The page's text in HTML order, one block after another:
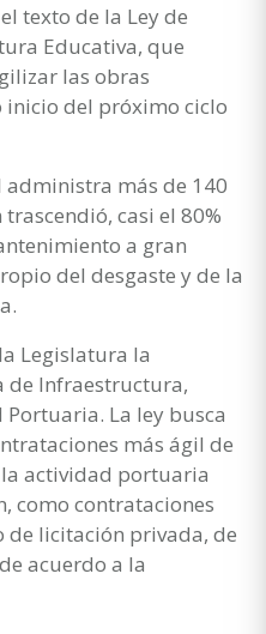
texto de la Ley de
Educativa, que
las obras
inicio del próximo ciclo
administra más de 140
casi el 80%
a gran
del desgaste y de la
Legislatura la
de Infraestructura,
La ley busca
más ágil de
actividad portuaria
como contrataciones
licitación privada, de
acuerdo a la